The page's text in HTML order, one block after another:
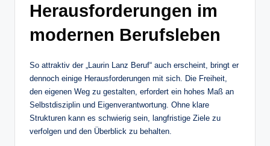
Herausforderungen im
modernen Berufsleben
So attraktiv der „Laurin Lanz Beruf“ auch erscheint, bringt er
dennoch einige Herausforderungen mit sich. Die Freiheit,
den eigenen Weg zu gestalten, erfordert ein hohes Maß an
Selbstdisziplin und Eigenverantwortung. Ohne klare
Strukturen kann es schwierig sein, langfristige Ziele zu
verfolgen und den Überblick zu behalten.